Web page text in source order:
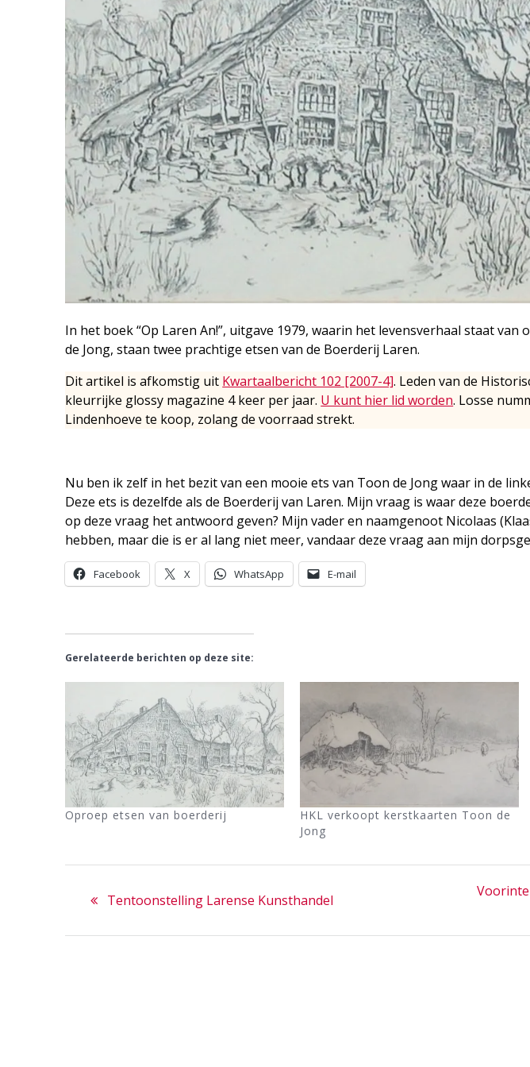
In het boek “Op Laren An!”, uitgave 1979, waarin het levensverhaal staat
de Jong, staan twee prachtige etsen van de Boerderij Laren.
Dit artikel is afkomstig uit Kwartaalbericht 102 [2007-4]. Leden van de
kleurrijke glossy magazine 4 keer per jaar. U kunt hier lid worden. Losse
Lindenhoeve te koop, zolang de voorraad strekt.
Nu ben ik zelf in het bezit van een mooie ets van Toon de Jong waar in de
Deze ets is dezelfde als de Boerderij van Laren. Mijn vraag is waar deze
op deze vraag het antwoord geven? Mijn vader en naamgenoot Nicolaas
hebben, maar die is er al lang niet meer, vandaar deze vraag aan mijn
Facebook X WhatsApp E-mail
Gerelateerde berichten op deze site:
Oproep etsen van boerderij
HKL verkoopt kerstkaarten Toon de
Jong
navigatie
Previous
Tentoonstelling Larense Kunsthandel
Next